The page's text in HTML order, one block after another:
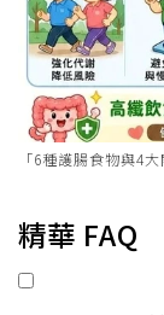
「6種護腸食物與4
精華 FAQ